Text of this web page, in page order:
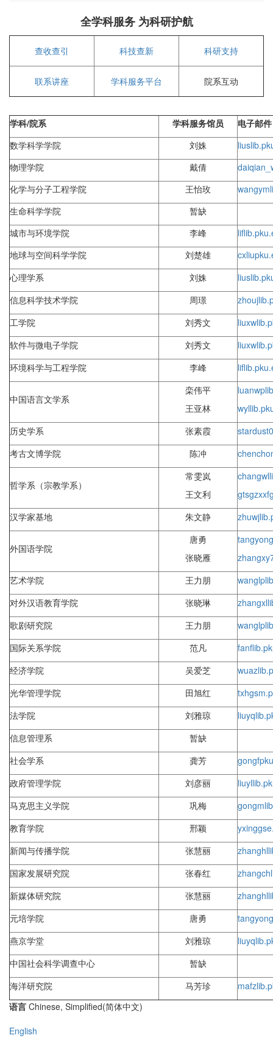
全学科服务 为科研护航
查收查引 科技查新 科研支持
联系讲座 学科服务平台 院系互动
学科/院系 学科服务馆员
电子邮件
数学科学学院
刘姝 lius
物理学院
戴倩
化学与分子工程学院
王怡玫 wangym
生命科学学院
暂缺
城市与环境学院
李峰 lif
地球与空间科学学院
刘楚雄 cxliu
心理学系
刘姝 lius
信息科学技术学院
周璟 zhouj
工学院
刘秀文 liuxw
软件与微电子学院
刘秀文 liuxw
环境科学与工程学院
李峰 lif
中国语言文学系
栾伟平
王亚林
luanwp
wyl
历史学系
张素霞
考古文博学院
陈冲
哲学系（宗教学系）
常雯岚
王文利
changwl
汉学家基地
朱文静 zhuwj
外国语学院
唐勇
张晓雁
tangyong
艺术学院
王力朋 wanglp
对外汉语教育学院
张晓琳 zhangxl
歌剧研究院
王力朋 wanglp
国际关系学院
范凡 fanf
经济学院
吴爱芝 wuaz
光华管理学院
田旭红 txh
法学院
刘雅琼 liuyq
信息管理系
暂缺
社会学系
龚芳 gongf
政府管理学院
刘彦丽 liuyl
马克思主义学院
巩梅 gongm
教育学院
邢颖 yxing
新闻与传播学院
张慧丽 zhanghl
国家发展研究院
张春红 zhangch
新媒体研究院
张慧丽 zhanghl
元培学院
唐勇
tangyong
燕京学堂
刘雅琼 liuyq
中国社会科学调查中心
暂缺
海洋研究院
马芳珍 mafz
语言 Chinese, Simplified(简体中文)
English